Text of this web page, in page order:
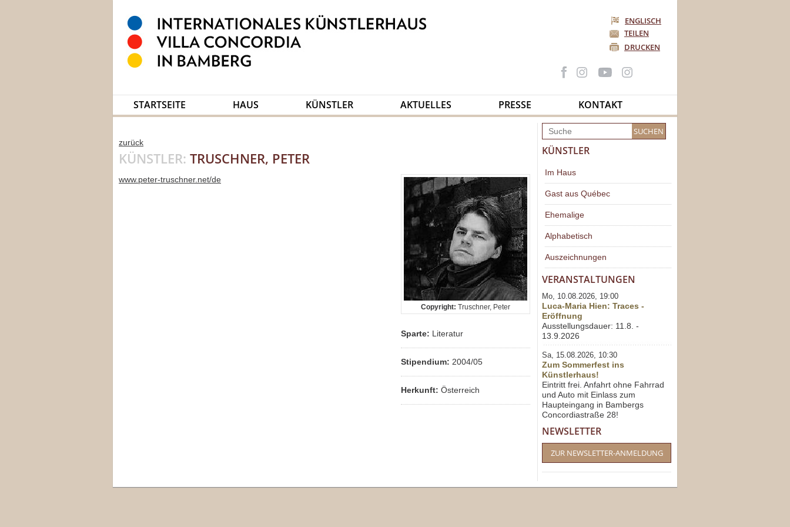
ENGLISCH
TEILEN
DRUCKEN
STARTSEITE HAUS KÜNSTLER AKTUELLES PRESSE KONTAKT
zurück
KÜNSTLER: TRUSCHNER, PETER
Copyright: Truschner, Peter
Sparte: Literatur
Stipendium: 2004/05
Herkunft: Österreich
www.peter-truschner.net/de
KÜNSTLER
Im Haus
Gast aus Québec
Ehemalige
Alphabetisch
Auszeichnungen
VERANSTALTUNGEN
Mo, 10.08.2026, 19:00
Luca-Maria Hien: Traces -
Eröffnung
Ausstellungsdauer: 11.8. -
13.9.2026
Sa, 15.08.2026, 10:30
Zum Sommerfest ins
Künstlerhaus!
Eintritt frei. Anfahrt ohne Fahrrad
und Auto mit Einlass zum
Haupteingang in Bambergs
Concordiastraße 28!
NEWSLETTER
ZUR NEWSLETTER-ANMELDUNG